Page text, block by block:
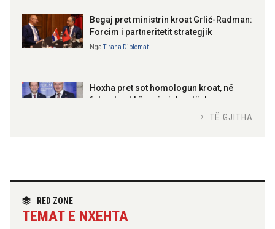
Kosovë!
100-vjetori i themelimit të
Urdhrit të Skënderbeut
Begaj pret ministrin kroat Grlić-Radman:
Forcim i partneritetit strategjik
NgaTirana Diplomat
Hoxha pret sot homologun kroat, në
fokus bashkëpunimi dypalësh
partneritetit strategjik
TË GJITHA
RED ZONE
TEMAT E NXEHTA